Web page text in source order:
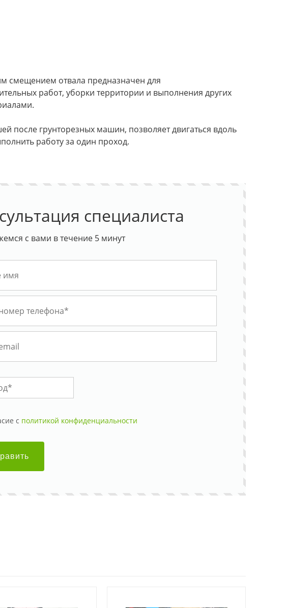
смещением отвала предназначен для
работ, уборки территории и выполнения других
после грунторезных машин, позволяет двигаться вдоль
работу за один проход.
специалиста
с вами в течение 5 минут
с политикой конфиденциальности